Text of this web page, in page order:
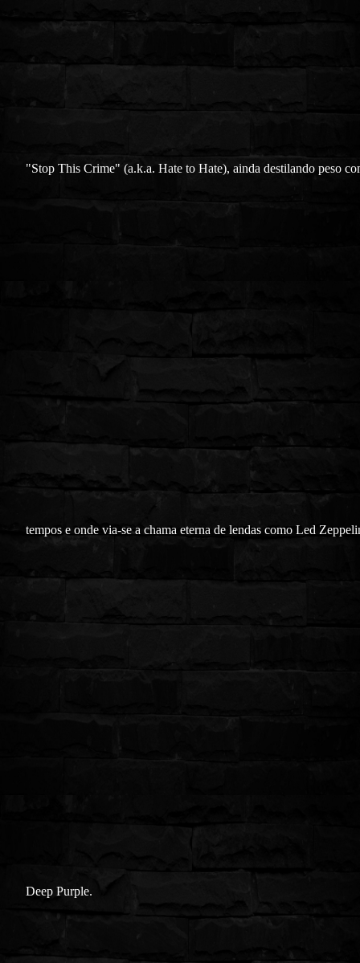
"Stop This Crime" (a.k.a. Hate to Hate), ainda destilando peso
tempos e onde via-se a chama eterna de lendas como Led
Deep Purple.